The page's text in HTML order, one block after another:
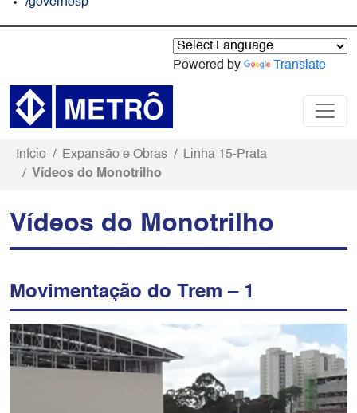
/governosp
Powered by Translate
Início Expansão e Obras
Linha 15-Prata
Vídeos do Monotrilho
Vídeos do Monotrilho
Movimentação do Trem – 1